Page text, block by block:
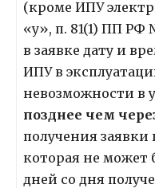
(кроме ИПУ
«у», п. 81(1) ПП
в заявке дату и
ИПУ в
невозможности в
позднее чем
получения заявки
которая не может
дней со дня